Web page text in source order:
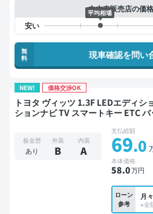
中古車販売店の価
平均相場
無
料
現車確認を問い
NEW! 価格交渉OK
トヨタ ヴィッツ 1.3F LEDエディション 禁煙車 販売
ションナビ TV スマートキー ETC
板金歴
あり
外装
B
内装
A
支払総額
69.0
本体価格
58.0万円
ローン
参考
月々
※金